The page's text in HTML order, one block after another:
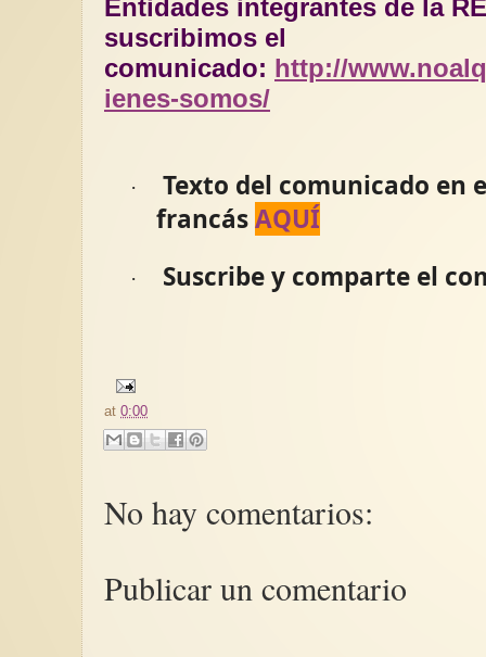
Entidades integrantes de la
suscribimos el
comunicado: http://
ienes-somos/
·
Texto del comunicado en
francásAQUÍ
· Suscribe y comparte el
at 0:00
No hay comentarios:
Publicar un comentario